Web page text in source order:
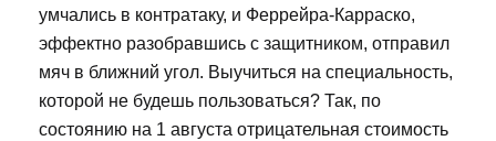
умчались в контратаку, и Феррейра-Карраско,
эффектно разобравшись с защитником, отправил
мяч в ближний угол. Выучиться на специальность,
которой не будешь пользоваться? Так, по
состоянию на 1 августа отрицательная стоимость